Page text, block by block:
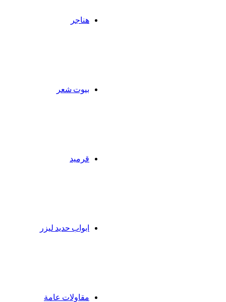
هناجر
بيوت شعر
قرميد
ابواب حديد ليزر
مقاولات عامة